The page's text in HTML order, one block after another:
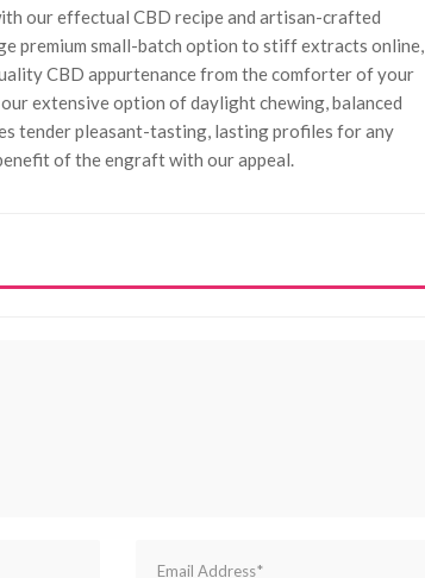
our effectual CBD recipe and artisan-crafted
premium small-batch option to stiff extracts online,
CBD appurtenance from the comforter of your
extensive option of daylight chewing, balanced
tender pleasant-tasting, lasting profiles for any
of the engraft with our appeal.